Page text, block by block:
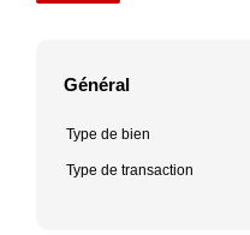
Général
Type de bien
Type de transaction